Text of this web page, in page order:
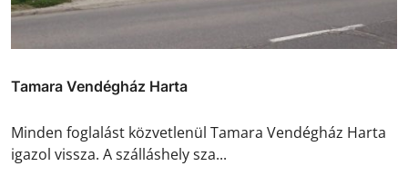
Tamara Vendégház Harta
Minden foglalást közvetlenül Tamara Vendégház Harta
igazol vissza. A szálláshely sza...